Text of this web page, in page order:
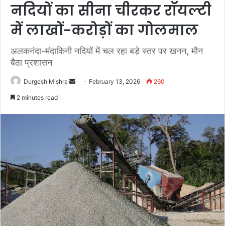
नदियों का सीना चीरकर रॉयल्टी
में लाखों-करोड़ों का गोलमाल
अलकनंदा-मंदाकिनी नदियों में चल रहा बड़े स्तर पर खनन, मौन
बैठा प्रशासन
Durgesh Mishra
Send February 13, 2026 260
2 minutes read